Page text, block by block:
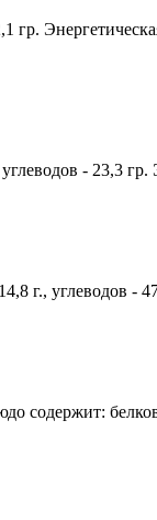
гр.
- 23,3 гр.
г., углеводов -
содержит: